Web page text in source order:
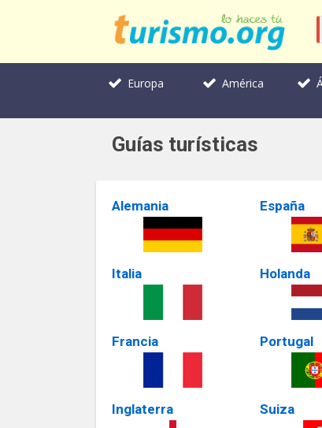
Europa América
Guías turísticas
Alemania
Italia
Francia
Inglaterra
España
Holanda
Portugal
Suiza